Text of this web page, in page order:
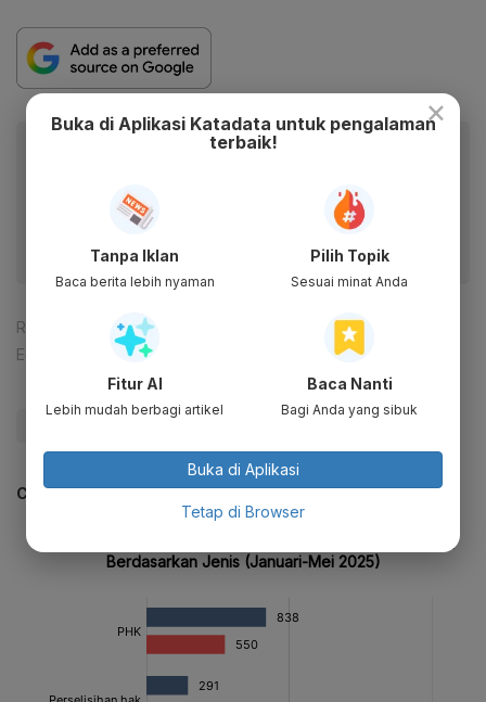
Baca artikel ini lewat aplikasi mobile.
fitur menarik lainnya lewat aplikasi mobile Katadata.
Reporter:
Amelia Yesidora
Editor:
Ameidyo Daud Nasution
CEK JUGA DATA INI
×
Buka di Aplikasi Katadata untuk pengalaman
terbaik!
Tanpa Iklan
Baca berita lebih nyaman
Pilih Topik
Sesuai minat Anda
Fitur AI
Lebih mudah berbagi artikel
Baca Nanti
Bagi Anda yang sibuk
Buka di Aplikasi
Tetap di Browser